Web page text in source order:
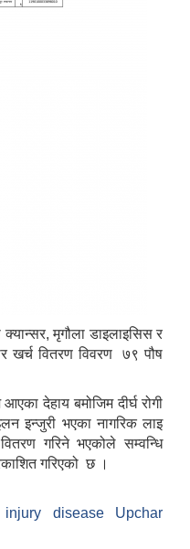
क्यान्सर, मृगौला डाइलाइसिस र
खर्च वितरण विवरण ७९ पौष
देहाय बमोजिम दीर्घ रोगी
इन्जुरी भएका नागरिक लाइ
गरिने भएकोले सम्वन्धि
गरिएको छ ।
disease Upchar